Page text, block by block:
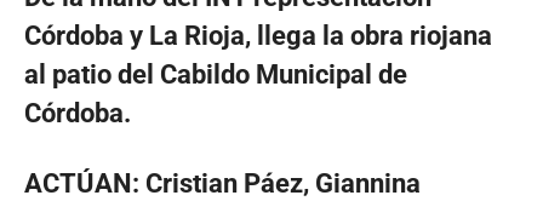
Córdoba y La Rioja, llega la obra riojana
al patio del Cabildo Municipal de
Córdoba.
ACTÚAN: Cristian Páez, Giannina